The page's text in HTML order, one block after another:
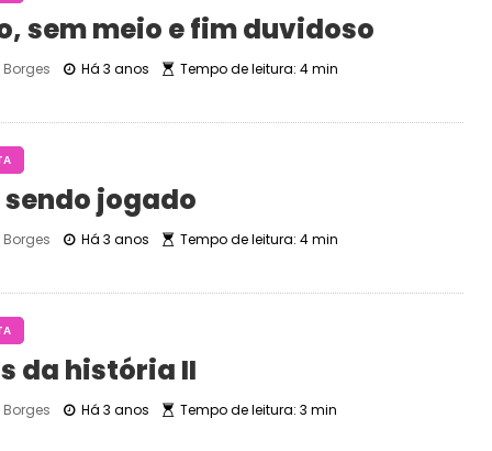
sem meio e fim duvidoso
Há 3 anos Tempo de leitura: 4 min
jogado
Há 3 anos Tempo de leitura: 4 min
da história II
Há 3 anos Tempo de leitura: 3 min